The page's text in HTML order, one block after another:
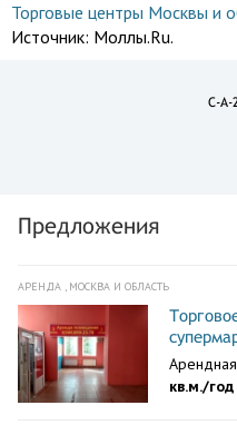
Торговые центры Москвы и
Источник: Моллы.Ru.
C-A-
Предложения
АРЕНДА , МОСКВА И ОБЛАСТЬ
Арендная
кв.м./год